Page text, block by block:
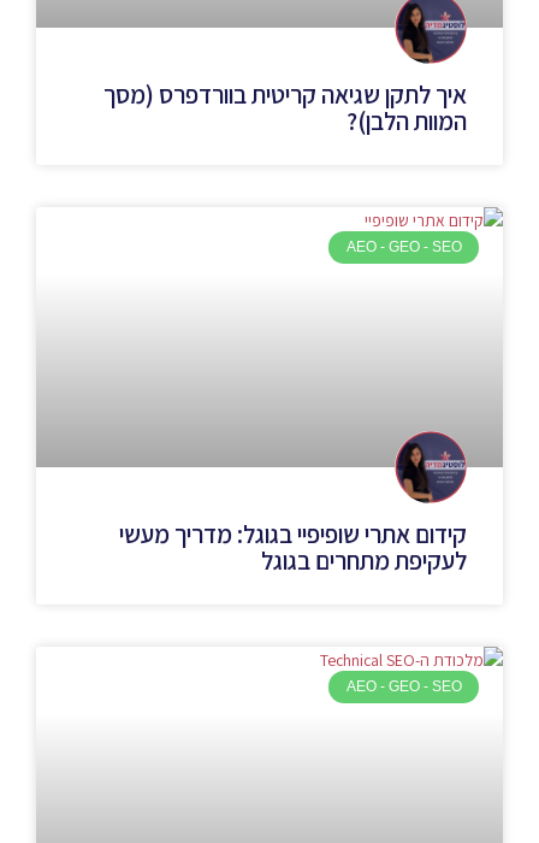
איך לתקן שגיאה קריטית בוורדפרס (מסך
המוות הלבן)?
AEO - GEO - SEO
קידום אתרי שופיפיי בגוגל: מדריך מעשי
לעקיפת מתחרים בגוגל
AEO - GEO - SEO